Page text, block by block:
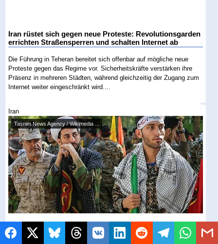
Iran rüstet sich gegen neue Proteste: Revolutionsgarden
errichten Straßensperren und schalten Internet ab
Die Führung in Teheran bereitet sich offenbar auf mögliche neue
Proteste gegen das Regime vor. Sicherheitskräfte verstärken ihre
Präsenz in mehreren Städten, während gleichzeitig der Zugang zum
Internet weiter eingeschränkt wird....
Iran
Tasnim News Agency / Wikimedia ...
Basij-Kämpfer erscheinen nicht mehr zu ihren Posten in
Teheran